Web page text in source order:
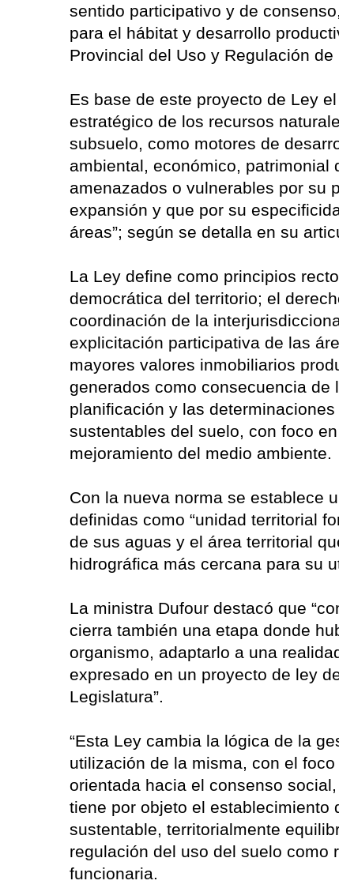
sentido participativo y de
para el hábitat y desarrollo
Provincial del Uso y Regulación de
Es base de este proyecto de Ley
estratégico de los recursos
subsuelo, como motores de
ambiental, económico, patrimonial
amenazados o vulnerables por su
expansión y que por su
áreas”; según se detalla en su
La Ley define como principios
democrática del territorio; el
coordinación de la
explicitación participativa de las
mayores valores inmobiliarios
generados como consecuencia
planificación y las
sustentables del suelo, con foco
mejoramiento del medio ambiente.
Con la nueva norma se establece
definidas como “unidad territorial
de sus aguas y el área territorial
hidrográfica más cercana para su
La ministra Dufour destacó que
cierra también una etapa donde
organismo, adaptarlo a una
expresado en un proyecto de ley
Legislatura”.
“Esta Ley cambia la lógica de la
utilización de la misma, con el
orientada hacia el consenso
tiene por objeto el establecimiento
sustentable, territorialmente
regulación del uso del suelo como
funcionaria.